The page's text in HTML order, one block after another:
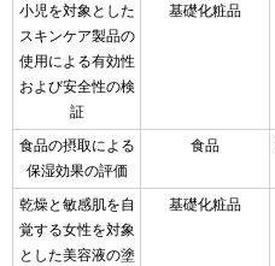
小児を対象とした
スキンケア製品の
使用による有効性
および安全性の検
証
基礎化粧品
食品の摂取による
保湿効果の評価
食品
乾燥と敏感肌を自
覚する女性を対象
とした美容液の塗
基礎化粧品